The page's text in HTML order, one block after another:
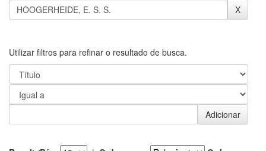
Utilizar filtros para refinar o resultado de busca.